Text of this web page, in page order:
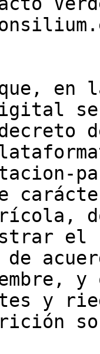
que,
el
y
y